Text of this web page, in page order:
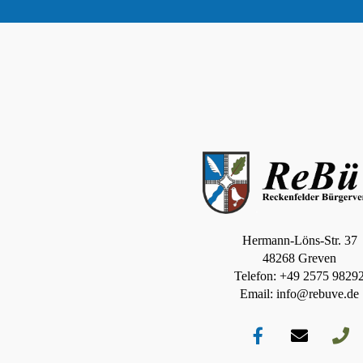
Hermann-Löns-Str. 37
48268 Greven
Telefon: +49 2575
Email: info@rebuve.de